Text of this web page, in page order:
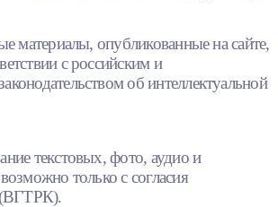
материалы, опубликованные на сайте,
с российским и
об интеллектуальной
текстовых, фото, аудио и
только с согласия
(ВГТРК).